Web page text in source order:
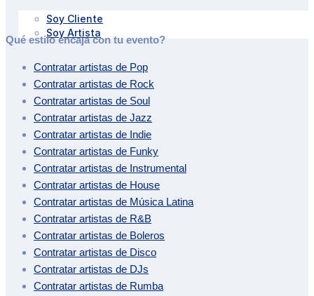
Soy Cliente
Soy Artista
Qué estilo encaja con tu evento?
Contratar artistas de Pop
Contratar artistas de Rock
Contratar artistas de Soul
Contratar artistas de Jazz
Contratar artistas de Indie
Contratar artistas de Funky
Contratar artistas de Instrumental
Contratar artistas de House
Contratar artistas de Música Latina
Contratar artistas de R&B
Contratar artistas de Boleros
Contratar artistas de Disco
Contratar artistas de DJs
Contratar artistas de Rumba